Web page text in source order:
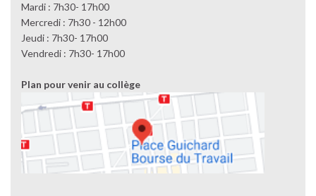
Mardi : 7h30- 17h00
Mercredi : 7h30 - 12h00
Jeudi : 7h30- 17h00
Vendredi : 7h30- 17h00
Plan pour venir au collège